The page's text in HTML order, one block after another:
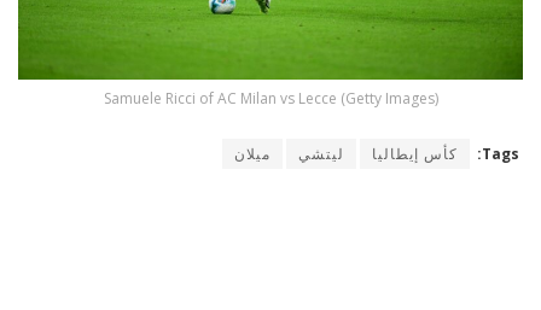
Samuele Ricci of AC Milan vs Lecce (Getty Images)
Tags: كأس إيطاليا ليتشي ميلان